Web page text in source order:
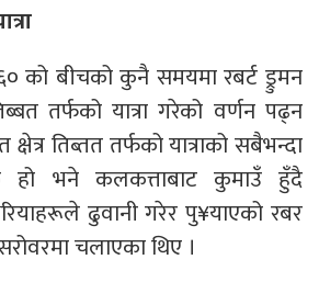
को बीचको कुनै समयमा रबर्ट ड्रुमन
तर्फको यात्रा गरेको वर्णन पढ्न
क्षेत्र तिब्तत तर्फको यात्राको सबैभन्दा
हो भने कलकत्ताबाट कुमाउँ हुँदै
ढुवानी गरेर पु¥याएको रबर
चलाएका थिए ।